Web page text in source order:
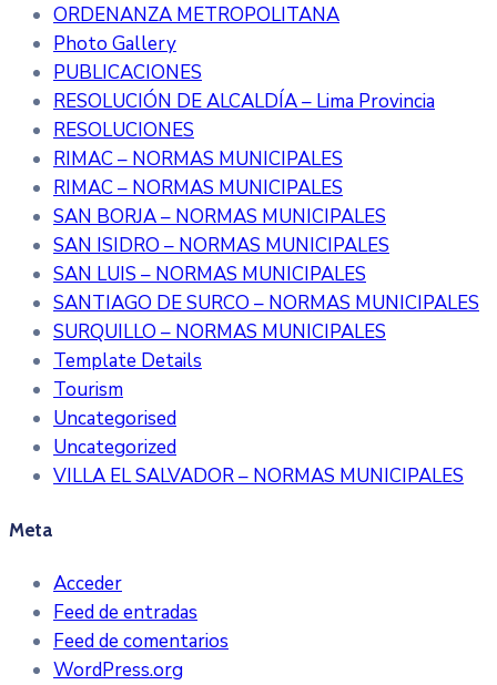
ORDENANZA METROPOLITANA
Photo Gallery
PUBLICACIONES
RESOLUCIÓN DE ALCALDÍA – Lima Provincia
RESOLUCIONES
RIMAC – NORMAS MUNICIPALES
RIMAC – NORMAS MUNICIPALES
SAN BORJA – NORMAS MUNICIPALES
SAN ISIDRO – NORMAS MUNICIPALES
SAN LUIS – NORMAS MUNICIPALES
SANTIAGO DE SURCO – NORMAS MUNICIPALES
SURQUILLO – NORMAS MUNICIPALES
Template Details
Tourism
Uncategorised
Uncategorized
VILLA EL SALVADOR – NORMAS MUNICIPALES
Meta
Acceder
Feed de entradas
Feed de comentarios
WordPress.org